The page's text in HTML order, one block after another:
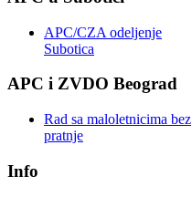
APC/CZA odeljenje
Subotica
APC i ZVDO Beograd
Rad sa maloletnicima bez
pratnje
Info